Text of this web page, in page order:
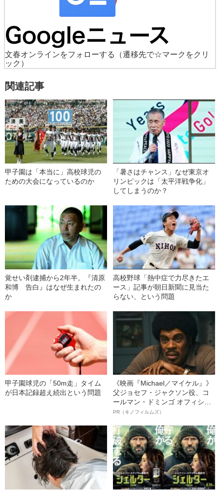
文春オンラインをフォローする
（遷移先で☆マークをクリ
ック）
関連記事
甲子園は「本当に」高校球児の
ための大会になっているのか
「暑さはチャンス」なぜ東京オ
リンピックは「太平洋戦争化」
してしまうのか？
覚せい剤逮捕から2年半。『清原
和博 告白』はなぜ生まれたの
か
高校野球「熱中症で力尽きたエ
ース」記事が朝日新聞に見当た
らない、という問題
甲子園球児の「50m走」タイム
が日本記録超え続出という問題
《映画『Michael／マイケル』》
父ジョセフ・ジャクソン役、コ
ールマン・ドミンゴ オフィシャ
ルインタビュー“観客を魅了した
語る”《日本興収70億円突破》
PR（キノフィルムズ）